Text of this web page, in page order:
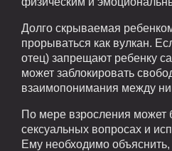
Долго скрываемая
прорываться как вулкан.
отец) запрещают ребенку
может заблокировать
взаимопонимания между
По мере взросления может
сексуальных вопросах и
Ему необходимо